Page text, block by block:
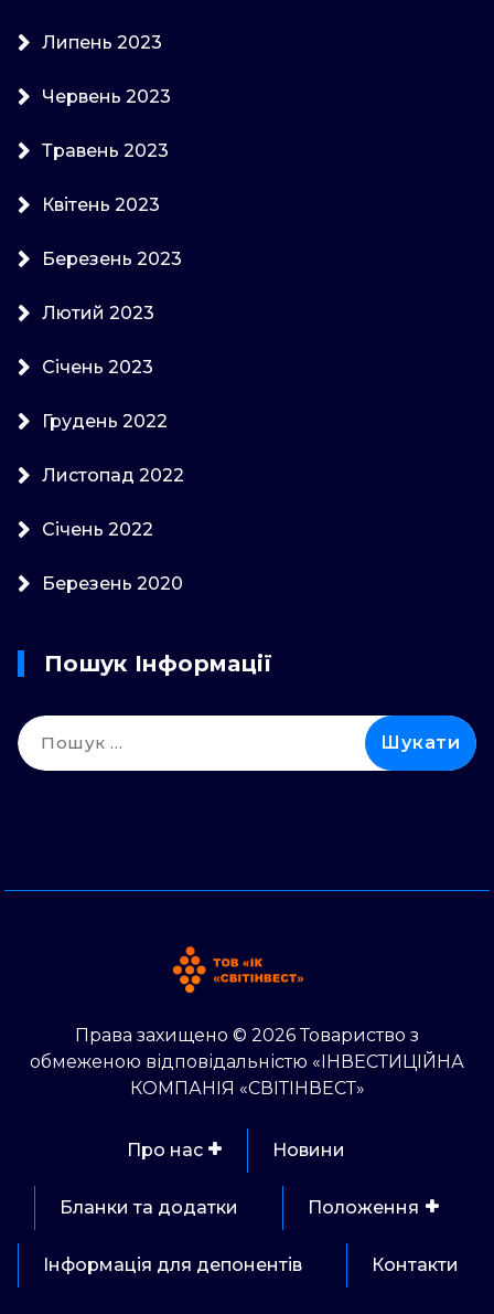
Липень 2023
Червень 2023
Травень 2023
Квітень 2023
Березень 2023
Лютий 2023
Січень 2023
Грудень 2022
Листопад 2022
Січень 2022
Березень 2020
Пошук Інформації
Пошук:
Права захищено © 2026 Товариство з
обмеженою відповідальністю «ІНВЕСТИЦІЙНА
КОМПАНІЯ «СВІТІНВЕСТ»
Про нас Новини
Бланки та додатки Положення
Інформація для депонентів Контакти